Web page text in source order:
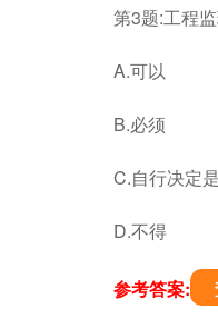
第3题:工程
A.可以
B.必须
C.自行决定
D.不得
参考答案: